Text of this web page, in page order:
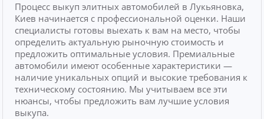
Процесс выкуп элитных автомобилей в Лукьяновка,
Киев начинается с профессиональной оценки. Наши
специалисты готовы выехать к вам на место, чтобы
определить актуальную рыночную стоимость и
предложить оптимальные условия. Премиальные
автомобили имеют особенные характеристики —
наличие уникальных опций и высокие требования к
техническому состоянию. Мы учитываем все эти
нюансы, чтобы предложить вам лучшие условия
выкупа.